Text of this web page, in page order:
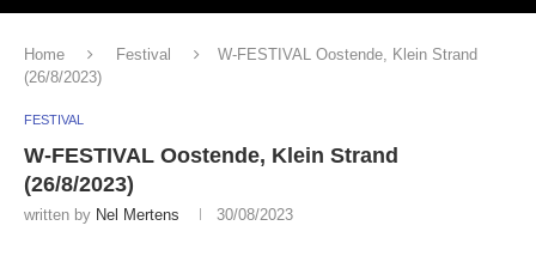
Home Festival
W-FESTIVAL Oostende, Klein Strand
(26/8/2023)
FESTIVAL
W-FESTIVAL Oostende, Klein Strand
(26/8/2023)
written by Nel Mertens 30/08/2023